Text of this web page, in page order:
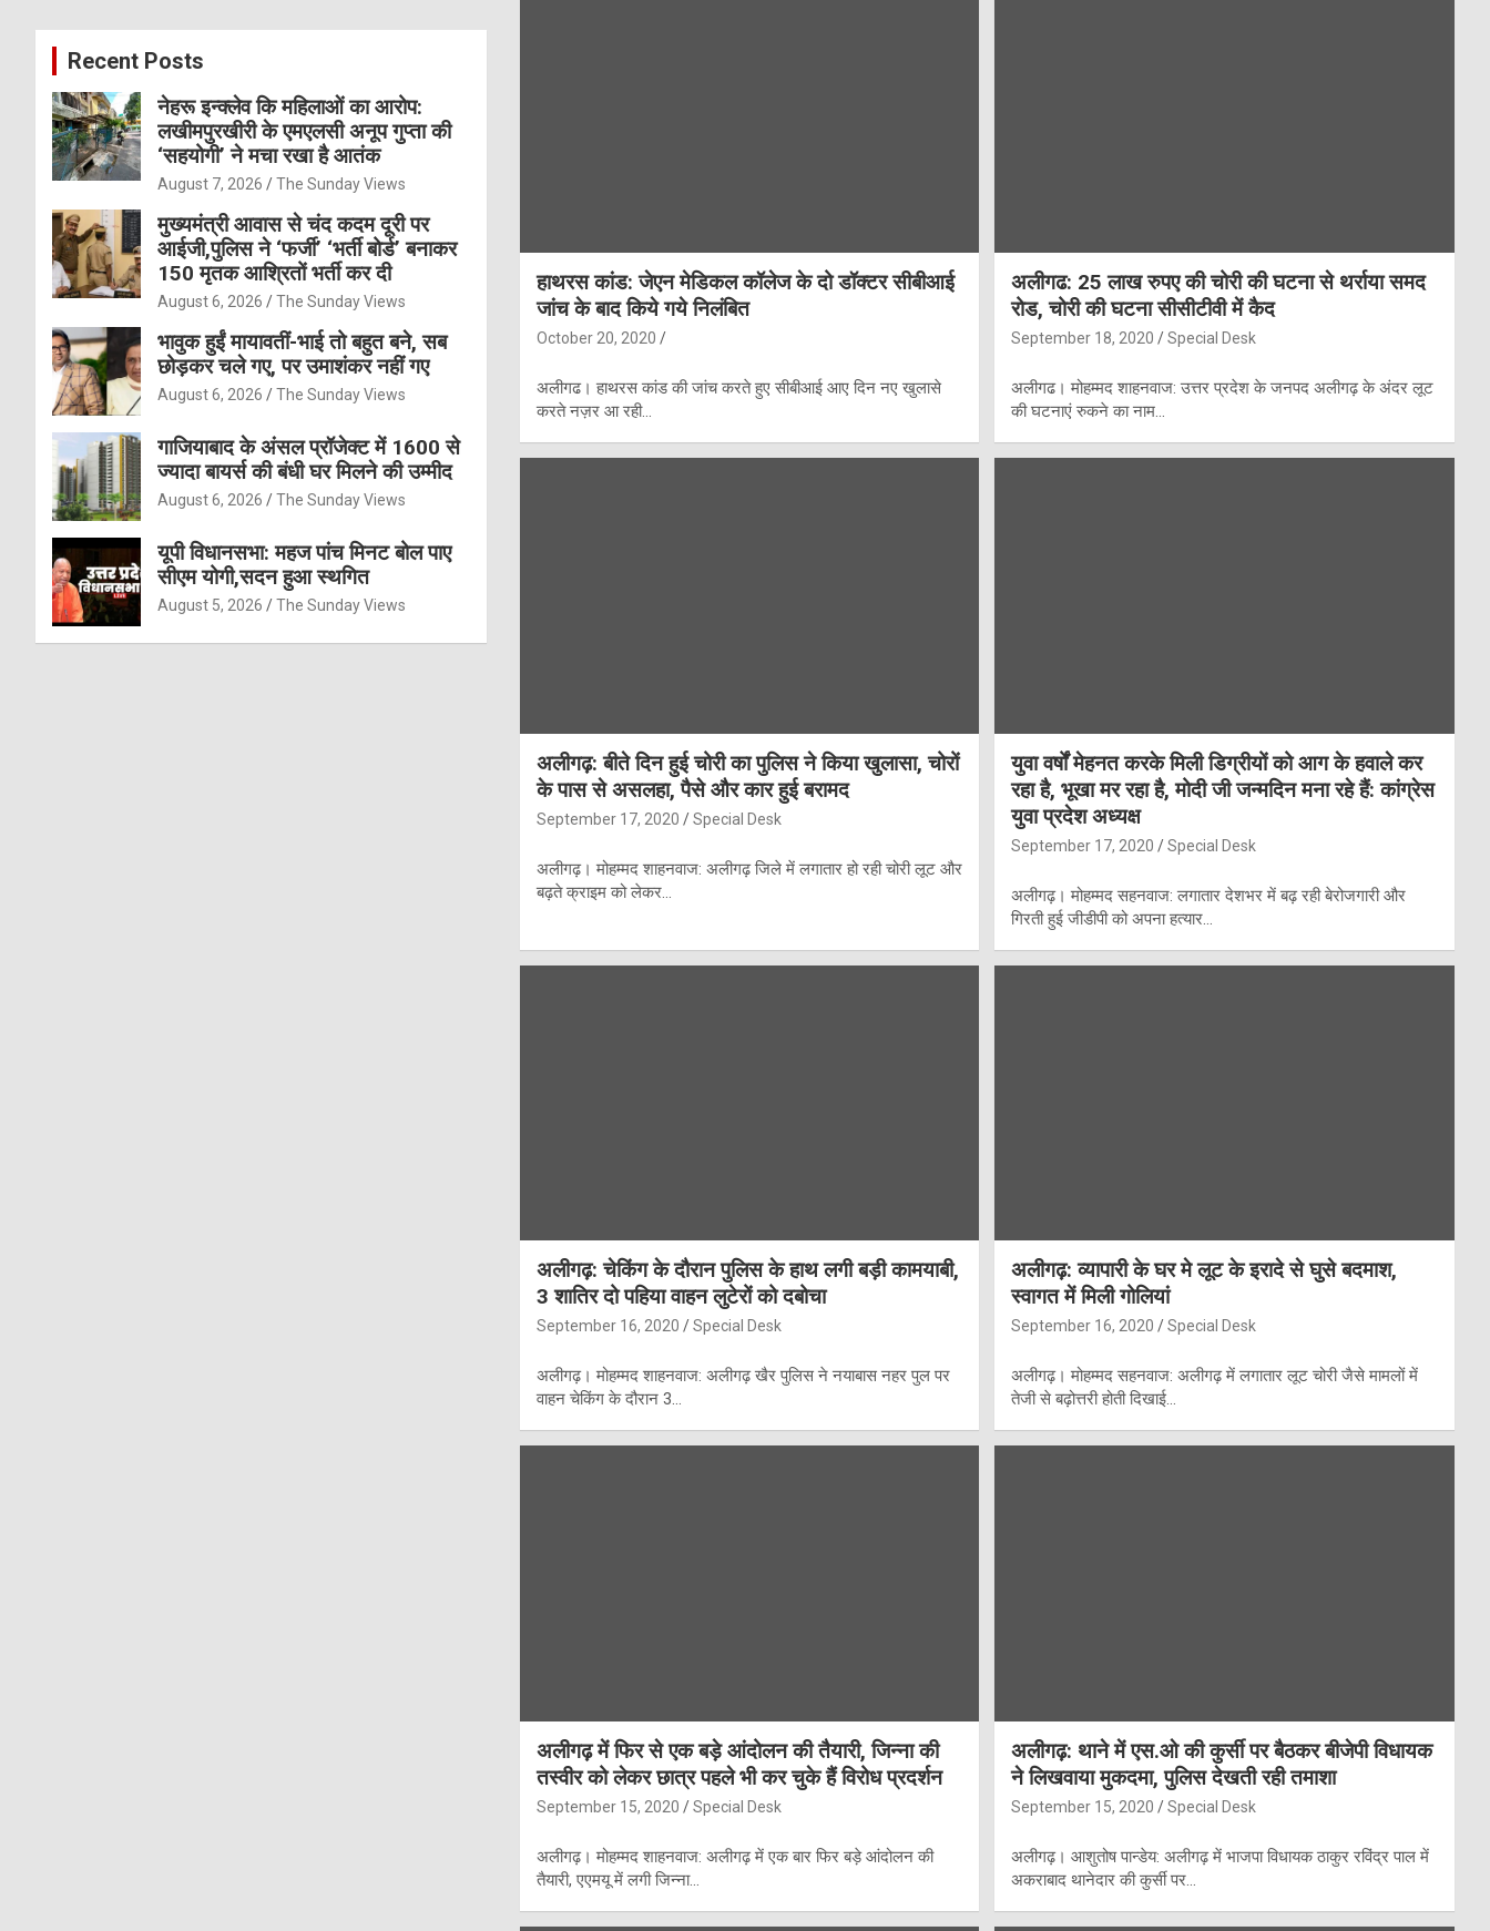
हाथरस कांड: जेएन मेडिकल कॉलेज के दो डॉक्टर सीबीआई
जांच के बाद किये गये निलंबित
October 20, 2020
अलीगढ। हाथरस कांड की जांच करते हुए सीबीआई आए दिन नए खुलासे
करते नज़र आ रही…
अलीगढ: 25 लाख रुपए की चोरी की घटना से थर्राया समद
रोड, चोरी की घटना सीसीटीवी में कैद
September 18, 2020 Special Desk
अलीगढ। मोहम्मद शाहनवाज: उत्तर प्रदेश के जनपद अलीगढ़ के अंदर लूट
की घटनाएं रुकने का नाम…
अलीगढ़: बीते दिन हुई चोरी का पुलिस ने किया खुलासा, चोरों
के पास से असलहा, पैसे और कार हुई बरामद
September 17, 2020 Special Desk
अलीगढ़। मोहम्मद शाहनवाज: अलीगढ़ जिले में लगातार हो रही चोरी लूट और
बढ़ते क्राइम को लेकर…
युवा वर्षों मेहनत करके मिली डिग्रीयों को आग के हवाले कर
रहा है, भूखा मर रहा है, मोदी जी जन्मदिन मना रहे हैं: कांग्रेस
युवा प्रदेश अध्यक्ष
September 17, 2020 Special Desk
अलीगढ़। मोहम्मद सहनवाज: लगातार देशभर में बढ़ रही बेरोजगारी और
गिरती हुई जीडीपी को अपना हत्यार…
अलीगढ़: चेकिंग के दौरान पुलिस के हाथ लगी बड़ी कामयाबी,
3 शातिर दो पहिया वाहन लुटेरों को दबोचा
September 16, 2020 Special Desk
अलीगढ़। मोहम्मद शाहनवाज: अलीगढ़ खैर पुलिस ने नयाबास नहर पुल पर
वाहन चेकिंग के दौरान 3…
अलीगढ़: व्यापारी के घर मे लूट के इरादे से घुसे बदमाश,
स्वागत में मिली गोलियां
September 16, 2020 Special Desk
अलीगढ़। मोहम्मद सहनवाज: अलीगढ़ में लगातार लूट चोरी जैसे मामलों में
तेजी से बढ़ोत्तरी होती दिखाई…
अलीगढ़ में फिर से एक बड़े आंदोलन की तैयारी, जिन्ना की
तस्वीर को लेकर छात्र पहले भी कर चुके हैं विरोध प्रदर्शन
September 15, 2020 Special Desk
अलीगढ़। मोहम्मद शाहनवाज: अलीगढ़ में एक बार फिर बड़े आंदोलन की
तैयारी, एएमयू में लगी जिन्ना…
अलीगढ़: थाने में एस.ओ की कुर्सी पर बैठकर बीजेपी विधायक
ने लिखवाया मुकदमा, पुलिस देखती रही तमाशा
September 15, 2020 Special Desk
अलीगढ़। आशुतोष पान्डेय: अलीगढ़ में भाजपा विधायक ठाकुर रविंद्र पाल में
अकराबाद थानेदार की कुर्सी पर…
c
Recent Posts
नेहरू इन्क्लेव कि महिलाओं का आरोप:
लखीमपुरखीरी के एमएलसी अनूप गुप्ता की
‘सहयोगी’ ने मचा रखा है आतंक
August 7, 2026 The Sunday Views
मुख्यमंत्री आवास से चंद कदम दूरी पर
आईजी,पुलिस ने ‘फर्जी’ ‘भर्ती बोर्ड’ बनाकर
150 मृतक आश्रितों भर्ती कर दी
August 6, 2026 The Sunday Views
भावुक हुईं मायावतीं-भाई तो बहुत बने, सब
छोड़कर चले गए, पर उमाशंकर नहीं गए
August 6, 2026 The Sunday Views
गाजियाबाद के अंसल प्रॉजेक्ट में 1600 से
ज्यादा बायर्स की बंधी घर मिलने की उम्मीद
August 6, 2026 The Sunday Views
यूपी विधानसभा: महज पांच मिनट बोल पाए
सीएम योगी,सदन हुआ स्थगित
August 5, 2026 The Sunday Views